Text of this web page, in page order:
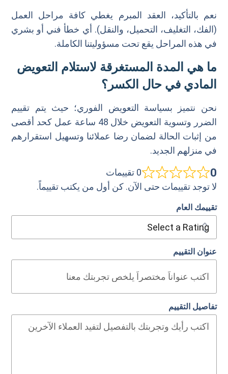
نعم بالتأكيد، العقد المبرم يغطي كافة مراحل العمل
(الفك، التغليف، التحميل، والنقل). أي خطأ فني أو بشري
في هذه المراحل يقع تحت مسؤوليتنا الكاملة.
ما هي المدة المستغرقة لاستلام التعويض
المادي في حال الكسر؟
نحن نتميز بسياسة التعويض الفوري؛ حيث يتم تقييم
الضرر وتسوية التعويض خلال 48 ساعة عمل كحد أقصى
من إثبات الحالة لضمان رضا عملائنا وتسهيل استقرارهم
في منزلهم الجديد.
0
0 تقييمات
لا توجد تقييمات حتى الآن. كن أول من يكتب تقييماً.
تقييمك العام
عنوان التقييم
تفاصيل التقييم